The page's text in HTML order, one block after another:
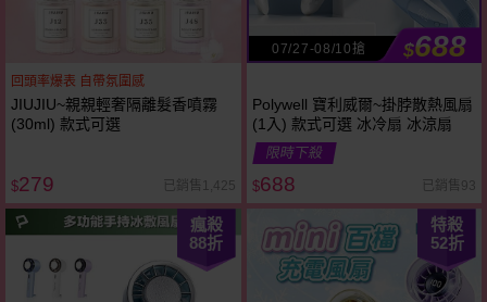
回頭率爆表 自帶氛圍感
JIUJIU~親親輕奢隔離髮香噴霧
(30ml) 款式可選
$279 已銷售1,425
07/27-08/10搶 $688
Polywell 寶利威爾~掛脖散熱風扇
(1入) 款式可選 冰冷扇 冰涼扇
限時下殺
$688 已銷售93
瘋殺
88折
特殺
52折